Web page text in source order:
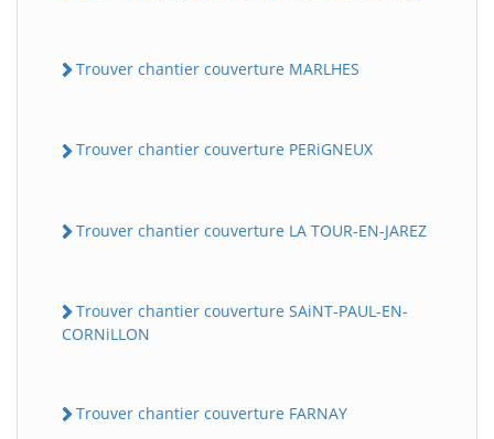
Trouver chantier couverture MARLHES
Trouver chantier couverture PERiGNEUX
Trouver chantier couverture LA TOUR-EN-JAREZ
Trouver chantier couverture SAiNT-PAUL-EN-
CORNiLLON
Trouver chantier couverture FARNAY